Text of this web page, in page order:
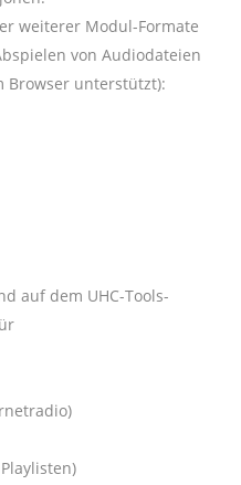
weiterer Modul-Formate
von Audiodateien
Browser unterstützt):
auf dem UHC-Tools-